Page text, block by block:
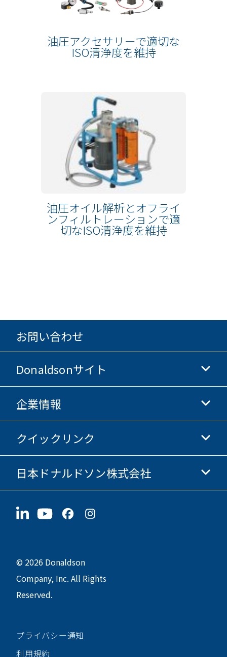
油圧アクセサリーで適切な
ISO清浄度を維持
油圧オイル解析とオフライ
ンフィルトレーションで適
切なISO清浄度を維持
お問い合わせ
Donaldsonサイト
Donaldsonライフサイエンス
Donaldsonオンラインストア
企業情報
企業情報
倫理・コンプライアンス
採用情報
クイックリンク
投資家情報
サプライヤー情報
サステナビリティ
日本ドナルドソン株式会社
〒190-0022
© 2026 Donaldson
Company, Inc. All Rights
Reserved.
プライバシー通知
利用規約